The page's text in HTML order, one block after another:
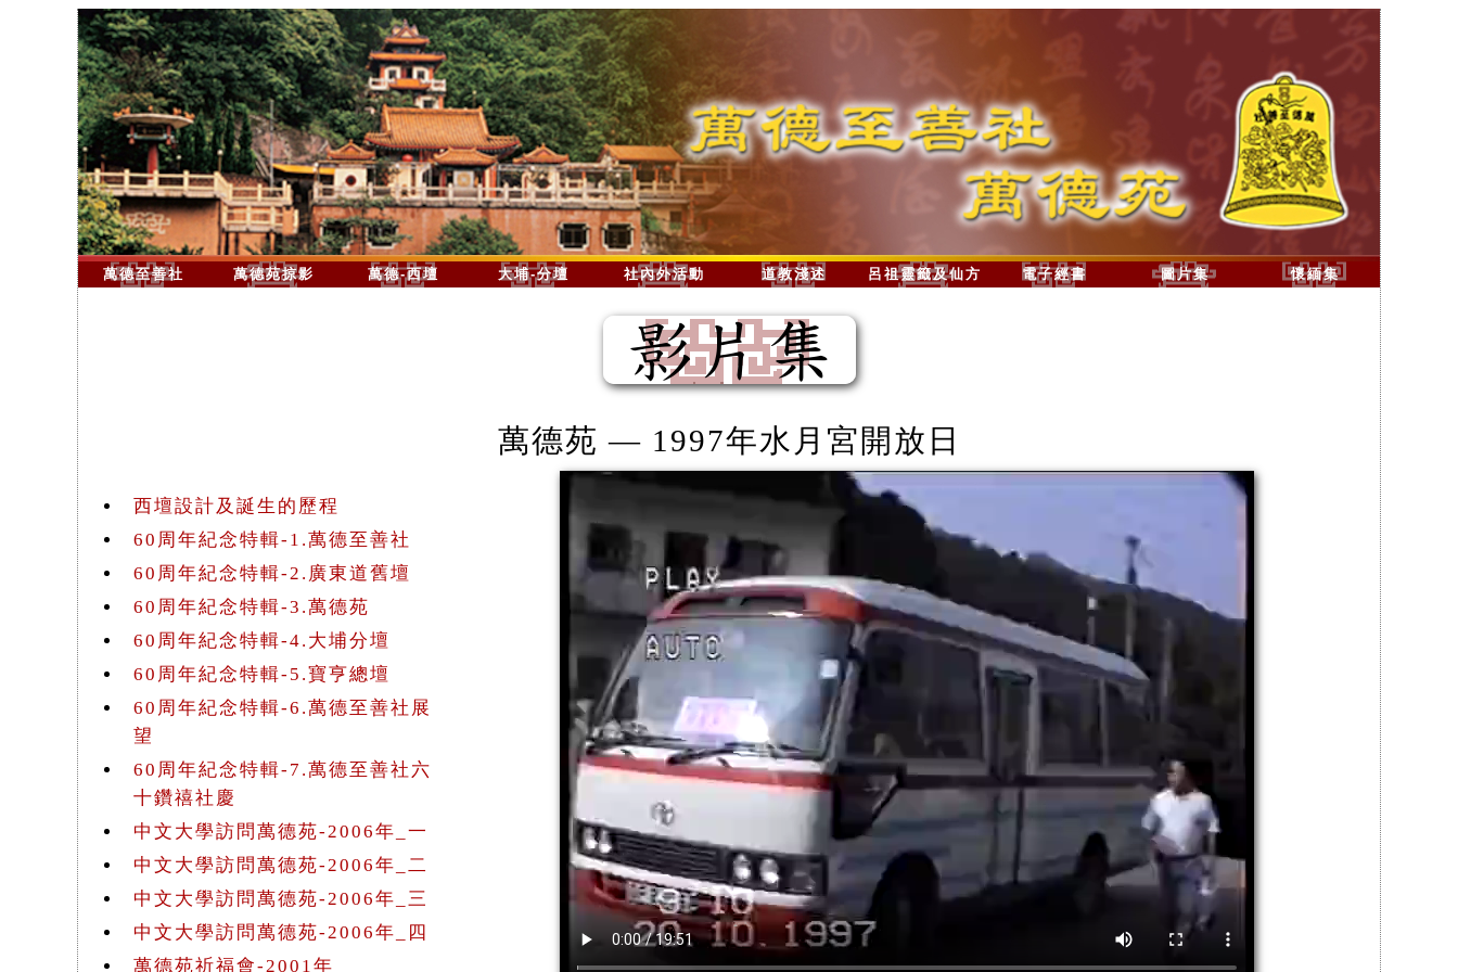
萬德至善社 萬德苑掠影 萬德-西壇 大埔-分壇 社內外活動 道教淺述 呂祖靈籤及仙方 電子經書 圖片集 懷緬集
萬德苑 — 1997年水月宮開放日
西壇設計及誕生的歷程
60周年紀念特輯-1.萬德至善社
60周年紀念特輯-2.廣東道舊壇
60周年紀念特輯-3.萬德苑
60周年紀念特輯-4.大埔分壇
60周年紀念特輯-5.寶亨總壇
60周年紀念特輯-6.萬德至善社展
望
60周年紀念特輯-7.萬德至善社六
十鑽禧社慶
中文大學訪問萬德苑-2006年_一
中文大學訪問萬德苑-2006年_二
中文大學訪問萬德苑-2006年_三
中文大學訪問萬德苑-2006年_四
萬德苑祈福會-2001年